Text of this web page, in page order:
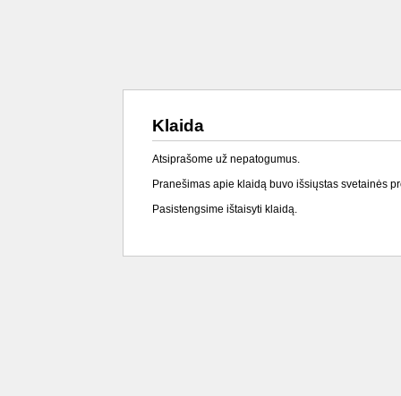
Klaida
Atsiprašome už nepatogumus.
Pranešimas apie klaidą buvo išsiųstas svetainės
Pasistengsime ištaisyti klaidą.